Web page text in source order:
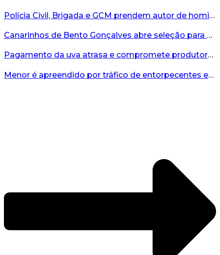
Polícia Civil, Brigada e GCM prendem autor de homicídio em Bento Gonçalves...
Canarinhos de Bento Gonçalves abre seleção para novos integrantes...
Pagamento da uva atrasa e compromete produtores...
Menor é apreendido por tráfico de entorpecentes em Veranópolis...